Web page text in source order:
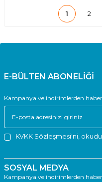
1 2
E-BÜLTEN ABONELİĞİ
Kampanya ve indirimlerden
KVKK Sözleşmesi'ni ,
SOSYAL MEDYA
Kampanya ve indirimlerden